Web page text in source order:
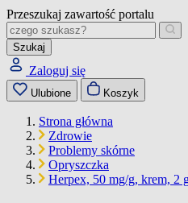
Przeszukaj zawartość portalu
Szukaj
Zaloguj się
Ulubione Koszyk
Strona główna
Zdrowie
Problemy skórne
Opryszczka
Herpex, 50 mg/g, krem, 2